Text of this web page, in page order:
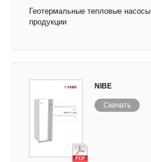
Геотермальные тепловые
продукции
NIBE
Скачать